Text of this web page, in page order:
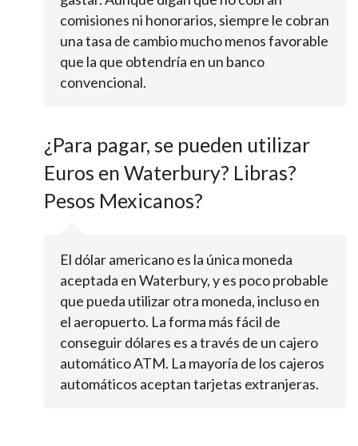
comisiones ni honorarios, siempre le cobran
una tasa de cambio mucho menos favorable
que la que obtendría en un banco
convencional.
¿Para pagar, se pueden utilizar
Euros en Waterbury? Libras?
Pesos Mexicanos?
El dólar americano es la única moneda
aceptada en Waterbury, y es poco probable
que pueda utilizar otra moneda, incluso en
el aeropuerto. La forma más fácil de
conseguir dólares es a través de un cajero
automático ATM. La mayoría de los cajeros
automáticos aceptan tarjetas extranjeras.